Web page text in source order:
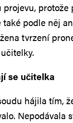
projevu, protože
také podle něj
tvrzení
se učitelka
hájila tím,
Nepodávala